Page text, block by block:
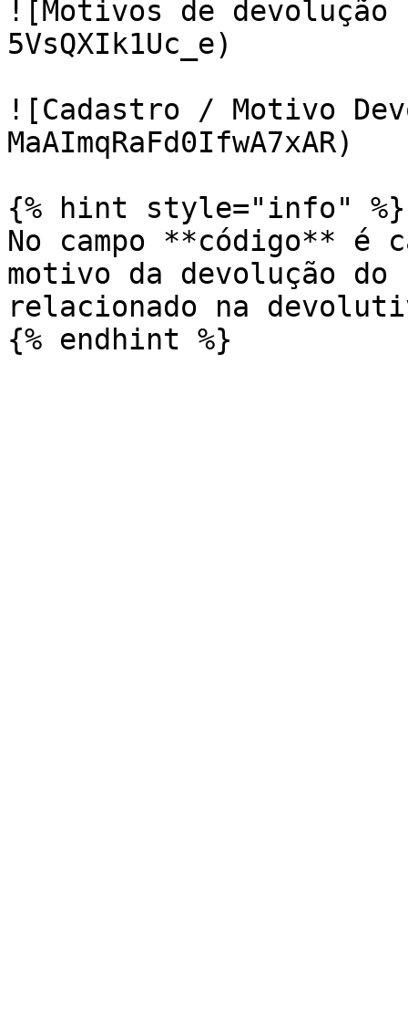
![Motivos de
5VsQXIk1Uc_e)
![Cadastro / Motivo
MaAImqRaFd0IfwA7xAR)
{% hint style="info" %}
No campo **código** é
motivo da devolução
relacionado na